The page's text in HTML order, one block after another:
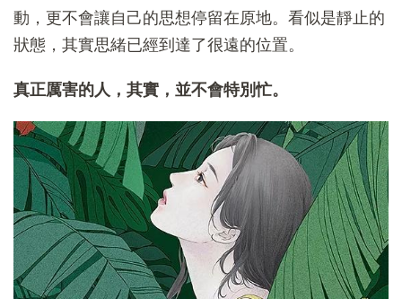
動，更不會讓自己的思想停留在原地。看似是靜止的
狀態，其實思緒已經到達了很遠的位置。
真正厲害的人，其實，並不會特別忙。